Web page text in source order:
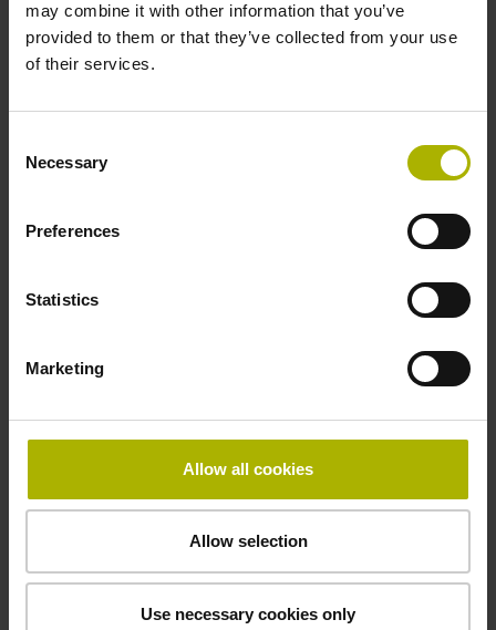
may combine it with other information that you’ve
provided to them or that they’ve collected from your use
of their services.
Selection
Necessary
Preferences
Statistics
Marketing
Allow all cookies
Allow selection
Use necessary cookies only
bei der Dokumentationspflicht für
medizintechnische Produkte unterstützt.
Software-Produkte von HEIDENHAIN
Vorteile der 5-Achs-
Bearbeitung nutzen
Werkzeugmaschinen für
medizintechnische Anwendungen